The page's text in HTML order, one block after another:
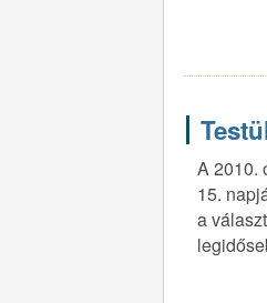
A 2010.
15.
a